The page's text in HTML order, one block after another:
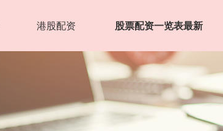
港股配资 股票配资一览表最新